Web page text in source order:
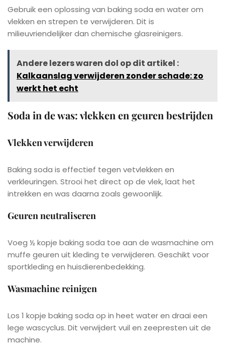
Gebruik een oplossing van baking soda en water om
vlekken en strepen te verwijderen. Dit is
milieuvriendelijker dan chemische glasreinigers.
Andere lezers waren dol op dit artikel :
Kalkaanslag verwijderen zonder schade: zo
werkt het echt
Soda in de was: vlekken en geuren bestrijden
Vlekken verwijderen
Baking soda is effectief tegen vetvlekken en
verkleuringen. Strooi het direct op de vlek, laat het
intrekken en was daarna zoals gewoonlijk.
Geuren neutraliseren
Voeg ½ kopje baking soda toe aan de wasmachine om
muffe geuren uit kleding te verwijderen. Geschikt voor
sportkleding en huisdierenbedekking.
Wasmachine reinigen
Los 1 kopje baking soda op in heet water en draai een
lege wascyclus. Dit verwijdert vuil en zeepresten uit de
machine.